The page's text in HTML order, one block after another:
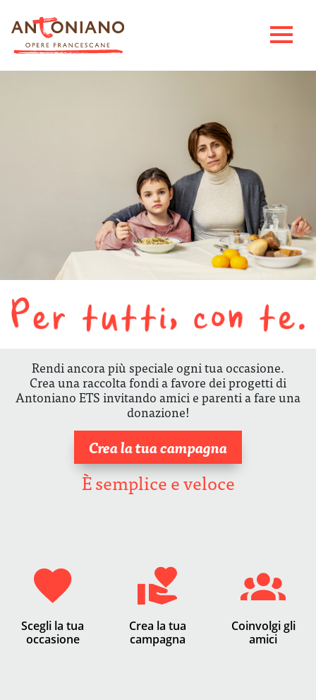
Rendi ancora più speciale ogni tua occasione.
Crea una raccolta fondi a favore dei progetti di
Antoniano ETS invitando amici e parenti a fare una
donazione!
Crea la tua campagna
È semplice e veloce
Scegli la tua
occasione
Crea la tua
campagna
Coinvolgi gli
amici